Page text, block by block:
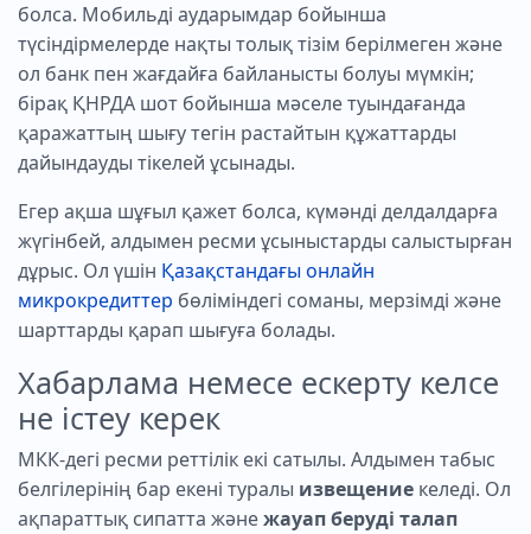
болса. Мобильді аударымдар бойынша
түсіндірмелерде нақты толық тізім берілмеген және
ол банк пен жағдайға байланысты болуы мүмкін;
бірақ ҚНРДА шот бойынша мәселе туындағанда
қаражаттың шығу тегін растайтын құжаттарды
дайындауды тікелей ұсынады.
Егер ақша шұғыл қажет болса, күмәнді делдалдарға
жүгінбей, алдымен ресми ұсыныстарды салыстырған
дұрыс. Ол үшін Қазақстандағы онлайн
микрокредиттер бөліміндегі соманы, мерзімді және
шарттарды қарап шығуға болады.
Хабарлама немесе ескерту келсе
не істеу керек
МКК-дегі ресми реттілік екі сатылы. Алдымен табыс
белгілерінің бар екені туралы извещение келеді. Ол
ақпараттық сипатта жәнежауап беруді талап